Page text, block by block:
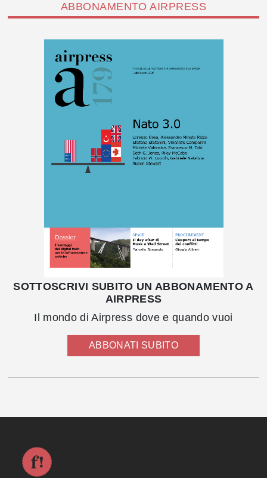
ABBONAMENTO AIRPRESS
SOTTOSCRIVI SUBITO UN ABBONAMENTO A
AIRPRESS
Il mondo di Airpress dove e quando vuoi
ABBONATI SUBITO